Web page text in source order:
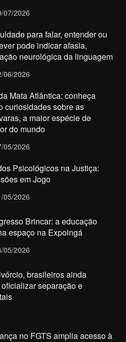
07/2026
para falar, entender ou
pode indicar afasia,
neurológica da linguagem
06/2026
Mata Atlântica: conheça
curiosidades sobre as
a maior espécie de
do mundo
05/2026
Psicológicos na Justiça:
em Jogo
05/2026
Brincar: a educação
espaço na Expoingá
05/2026
brasileiros ainda
separação e
no FGTS amplia acesso à